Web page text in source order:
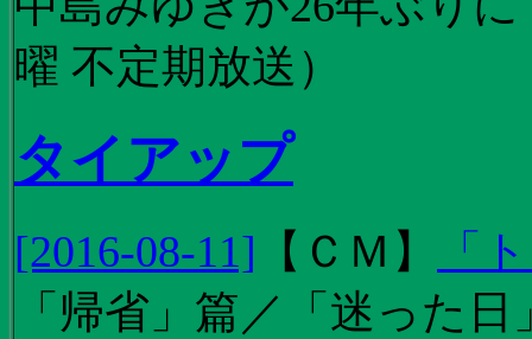
曜 不定期放送）
タイアップ
[2016-08-11] 【 ＣＭ 】
「
「帰省」篇／「迷った